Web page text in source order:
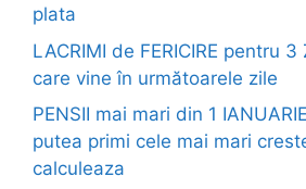
plata
LACRIMI de FERICIRE pentru 3
care vine în următoarele zile
PENSII mai mari din 1
putea primi cele mai mari
calculeaza